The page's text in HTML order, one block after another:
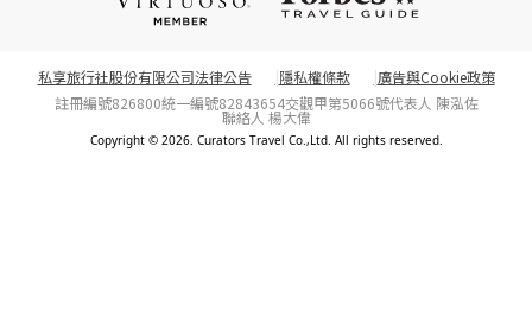
私享旅行社股份有限公司法律公告 隱私權條款
廣告與Cookie政策
註冊編號826800統一編號82843654交觀甲第5066號代表人 陳泓佐
聯絡人 楊大偉
Copyright © 2026. Curators Travel Co.,Ltd. All rights reserved.